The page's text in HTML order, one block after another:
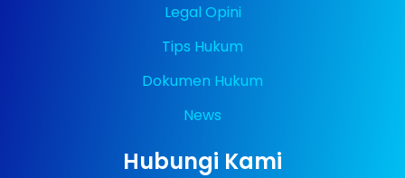
Legal Opini
Tips Hukum
Dokumen Hukum
News
Hubungi Kami